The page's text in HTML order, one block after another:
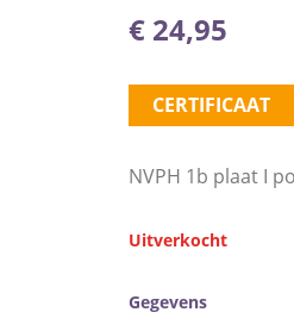
€ 24,95
CERTIFICAAT
NVPH 1b plaat I
Uitverkocht
Gegevens